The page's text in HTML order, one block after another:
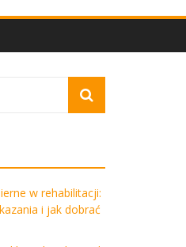
w rehabilitacji:
i jak dobrać